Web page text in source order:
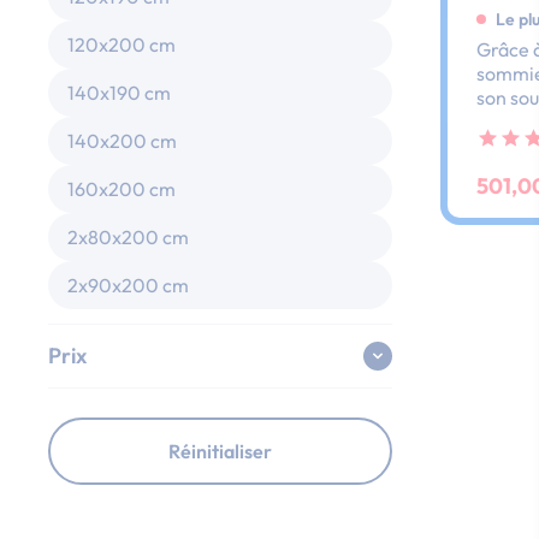
120x200 cm
140x190 cm
140x200 cm
160x200 cm
2x80x200 cm
2x90x200 cm
Prix
Réinitialiser
Le
Grâce
son
dos
ses
au